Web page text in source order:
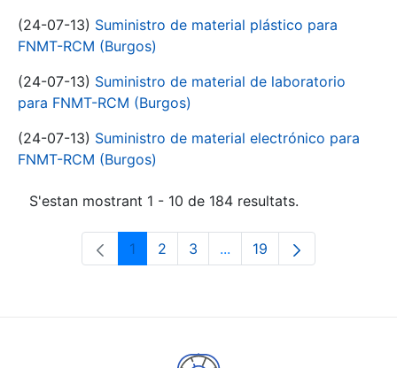
(24-07-13) Suministro de material plástico para
FNMT-RCM (Burgos)
(24-07-13) Suministro de material de laboratorio
para FNMT-RCM (Burgos)
(24-07-13) Suministro de material electrónico para
FNMT-RCM (Burgos)
S'estan mostrant 1 - 10 de 184 resultats.
Pàgina
1 Pàgina
2 Pàgina
3 ...Pàgines intermèdies
Pàgina
19